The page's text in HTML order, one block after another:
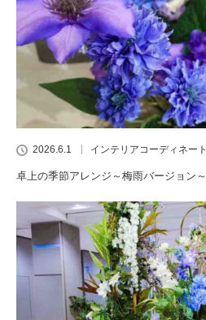
2026.6.1 インテリアコーディネート
卓上の季節アレンジ～梅雨バージョン～